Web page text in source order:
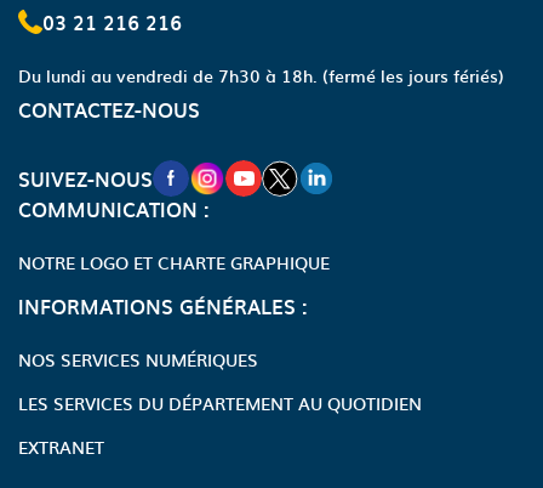
03 21 216 216
Du lundi au vendredi de 7h30 à 18h. (fermé les jours fériés)
CONTACTEZ-NOUS
SUIVEZ-NOUSNOUVELLE FENÊTRE VERS LA PAGE
NOUVELLE FENÊTRE VERS LA
NOUVELLE FENÊTRE VERS LA
NOUVELLE FENÊTRE VERS
NOUVELLE FENÊTRE
COMMUNICATION :
NOTRE LOGO ET CHARTE GRAPHIQUE
INFORMATIONS GÉNÉRALES :
NOS SERVICES NUMÉRIQUES
LES SERVICES DU DÉPARTEMENT AU QUOTIDIEN
EXTRANET